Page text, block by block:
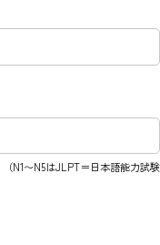
N1〜N5はJLPT＝日本語能力試験